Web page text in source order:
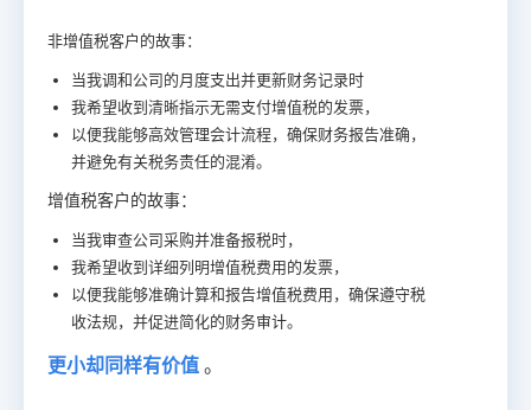
非增值税客户的故事：
当我调和公司的月度支出并更新财务记录时
我希望收到清晰指示无需支付增值税的发票，
以便我能够高效管理会计流程，确保财务报告准确，
并避免有关税务责任的混淆。
增值税客户的故事：
当我审查公司采购并准备报税时，
我希望收到详细列明增值税费用的发票，
以便我能够准确计算和报告增值税费用，确保遵守税
收法规，并促进简化的财务审计。
更小却同样有价值 。